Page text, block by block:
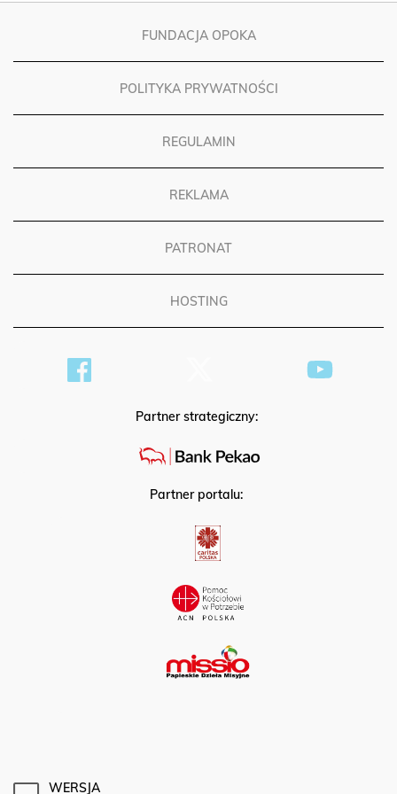
FUNDACJA OPOKA
POLITYKA PRYWATNOŚCI
REGULAMIN
REKLAMA
PATRONAT
HOSTING
Partner strategiczny:
Partner portalu:
WERSJA